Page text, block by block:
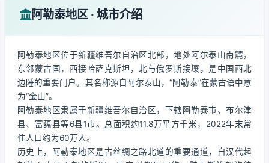
阿勒泰地区 · 城市介绍
阿勒泰地区位于新疆维吾尔自治区北部，地处阿尔泰山南麓，
东邻蒙古国，西接哈萨克斯坦，北与俄罗斯接壤，是中国西北
边陲的重要门户。其名称源自阿尔泰山，“阿勒泰”在蒙古语中意
为“金山”。
阿勒泰地区隶属于新疆维吾尔自治区，下辖阿勒泰市、布尔津
县、富蕴县等6县1市。总面积约11.8万平方千米，2022年末常
住人口约为60万人。
历史上，阿勒泰地区是古丝绸之路北道的重要通道，自汉代起